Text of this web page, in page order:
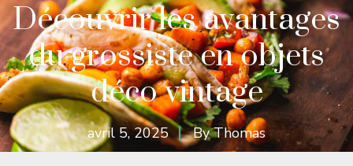
Découvrir les avantages
du grossiste en objets
déco vintage
avril 5, 2025 ByThomas